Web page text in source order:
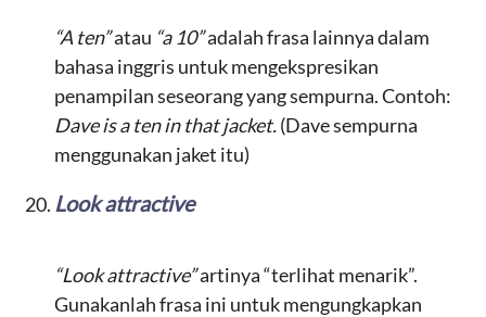
“A ten”atau “a 10”adalah frasa lainnya dalam
bahasa inggris untuk mengekspresikan
penampilan seseorang yang sempurna. Contoh:
Dave is a ten in that jacket.(Dave sempurna
menggunakan jaket itu)
Look attractive
“Look attractive”artinya “terlihat menarik”.
Gunakanlah frasa ini untuk mengungkapkan